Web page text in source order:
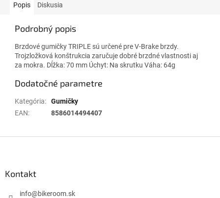
Popis Diskusia
Podrobný popis
Brzdové gumičky TRIPLE sú určené pre V-Brake brzdy.
Trojzložková konštrukcia zaručuje dobré brzdné vlastnosti aj
za mokra. Dĺžka: 70 mm Úchyt: Na skrutku Váha: 64g
Dodatočné parametre
Kategória:
Gumičky
EAN: 8586014494407
Kontakt
info@bikeroom.sk